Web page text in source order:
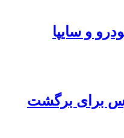
و سایپا
برای برگشت